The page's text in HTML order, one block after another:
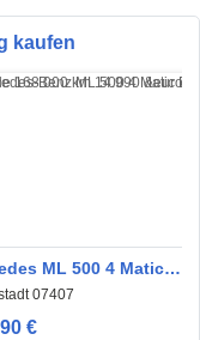
kaufen
ML 500 4 Matic
Massagesitze 22
07407
€